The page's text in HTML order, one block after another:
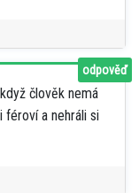
člověk nemá
féroví a nehráli si
odpověď